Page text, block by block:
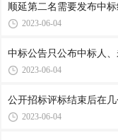
顺延第二名需要发布中
2023-06-04
中标公告只公布中标人
2023-06-04
公开招标评标结束后在
2023-06-04